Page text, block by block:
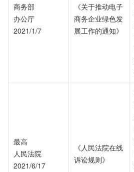
商务部
办公厅
2021/1/7
《关于推动电子
商务企业绿色发
展工作的通知》
最高
人民法院
2021/6/17
《人民法院在线
诉讼规则》